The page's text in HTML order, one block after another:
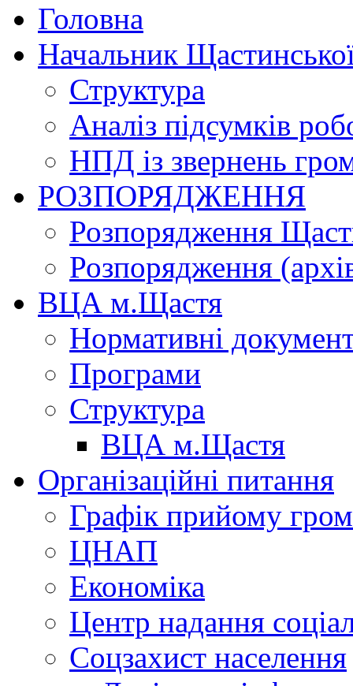
Головна
Начальник
Структура
Аналіз підсумків
НПД із звернень
РОЗПОРЯДЖЕННЯ
Розпорядження
Розпорядження
ВЦА м.Щастя
Нормативні
Програми
Структура
ВЦА м.Щастя
Організаційні питання
Графік прийому
ЦНАП
Економіка
Центр надання
Соцзахист населення